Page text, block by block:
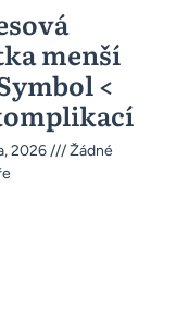
menší
<
2026
Žádné